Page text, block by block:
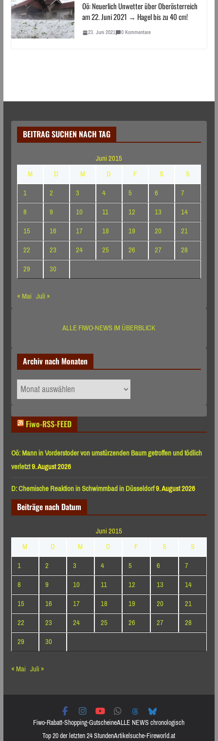
Oö: Neuerlich Unwetter über Oberösterreich
am 22. Juni 2021 → Hagel bis zu 40 cm!
23. Juni 2021 0 Kommentare
BEITRAG SUCHEN NACH TAG
Juni 2015
M
D M D F S
S
1
2 3 4 5 6
7
8
9 10 11 12 13
14
15
16 17 18 19 20
21
22
23 24 25 26 27
28
29
30
« Mai Juli »
ALLE FIWO-NEWS IM ÜBERBLICK
Archiv nach Monaten
Archiv
nach
Fiwo-RSS-FEED
Oö: Mann in Vorderstoder von umstürzenden Baum getroffen und tödlich
verletzt9. August 2026
D: Chemische Reaktion in Schwimmbad in Düsseldorf9. August 2026
Beiträge nach Datum
Juni 2015
M
D M D F S
S
1
2 3 4 5 6
7
8
9 10 11 12 13
14
15
16 17 18 19 20
21
22
23 24 25 26 27
28
29
30
« Mai Juli »
Fiwo-Rabatt-Shopping-GutscheineALLE NEWS chronologisch
Top 20 der letzten 24 StundenArtikelsuche-Fireworld.at